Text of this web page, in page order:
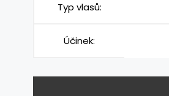
Typ vlasů:
Účinek: